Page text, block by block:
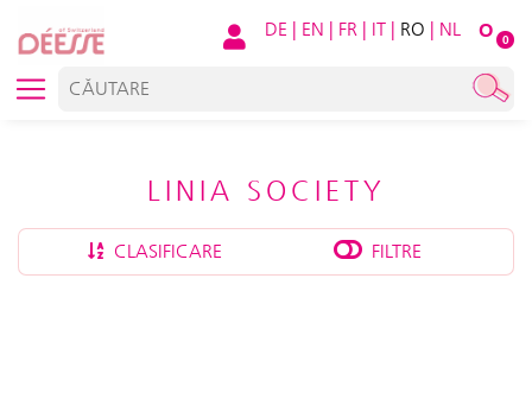
O 0
DE | EN | FR | IT | RO | NL
LINIA SOCIETY
CLASIFICARE FILTRE